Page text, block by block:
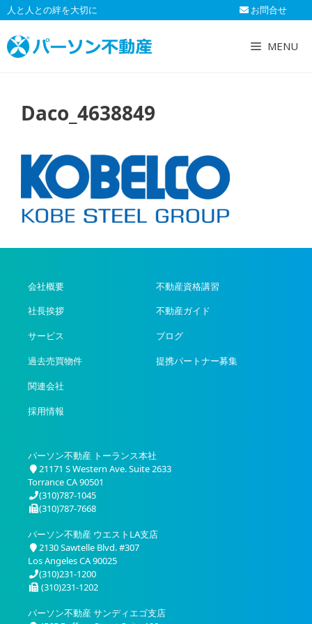
コ
ン
テ
ン
人と人との絆を大切に お問合せ
MENU
Daco_4638849
会社概要
社長挨拶
サービス
過去売買物件
関連会社
採用情報
不動産資格講習
不動産ガイド
ブログ
提携パートナー募集
パーソン不動産 トーランス本社
21171 S Western Ave. Suite 2633
Torrance CA 90501
(310)787-1045
(310)787-7668
パーソン不動産 ウエストLA支店
2130 Sawtelle Blvd. #307
Los Angeles CA 90025
(310)231-1200
(310)231-1202
パーソン不動産 サンディエゴ支店